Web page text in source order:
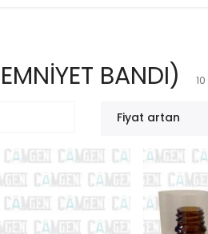
BANDI) 10
Fiyat artan